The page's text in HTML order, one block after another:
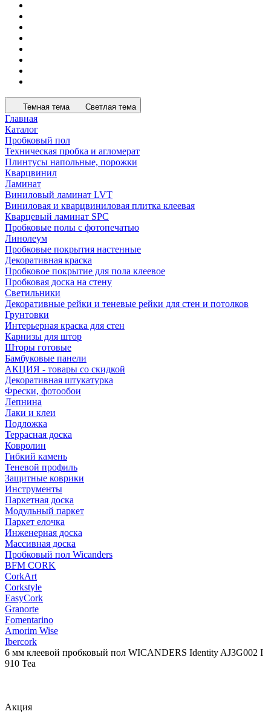
Темная тема Светлая тема
Главная
Каталог
Пробковый пол
Техническая пробка и агломерат
Плинтусы напольные, порожки
Кварцвинил
Ламинат
Виниловый ламинат LVT
Виниловая и кварцвиниловая плитка клеевая
Кварцевый ламинат SPC
Пробковые полы с фотопечатью
Линолеум
Пробковые покрытия настенные
Декоративная краска
Пробковое покрытие для пола клеевое
Пробковая доска на стену
Светильники
Декоративные рейки и теневые рейки для стен и потолков
Грунтовки
Интерьерная краска для стен
Карнизы для штор
Шторы готовые
Бамбуковые панели
АКЦИЯ - товары со скидкой
Декоративная штукатурка
Фрески, фотообои
Лепнина
Лаки и клеи
Подложка
Террасная доска
Ковролин
Гибкий камень
Теневой профиль
Защитные коврики
Инструменты
Паркетная доска
Модульный паркет
Паркет елочка
Инженерная доска
Массивная доска
Пробковый пол Wicanders
BFM CORK
CorkArt
Corkstyle
EasyCork
Granorte
Fomentarino
Amorim Wise
Ibercork
6 мм клеевой пробковый пол WICANDERS Identity AJ3G002 I
910 Tea
Акция